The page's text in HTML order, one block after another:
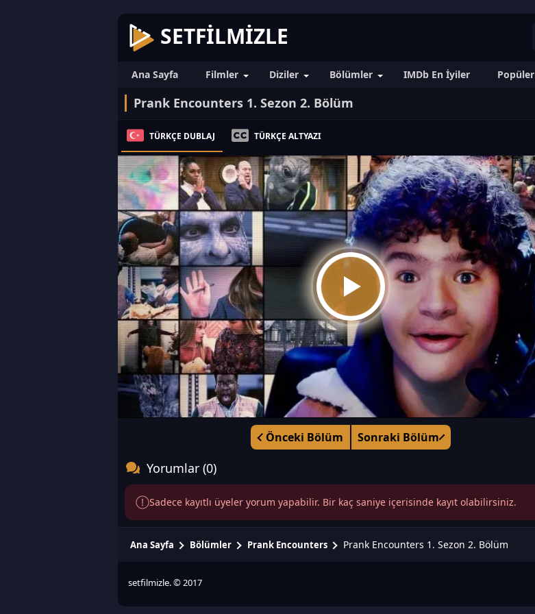
SETFILMIZLE
Ana Sayfa Filmler Diziler Bölümler IMDb En İyiler Popüler
Prank Encounters 1. Sezon 2. Bölüm
TÜRKÇE DUBLAJ TÜRKÇE ALTYAZI
Önceki Bölüm Sonraki Bölüm
Yorumlar (0)
Sadece kayıtlı üyeler yorum yapabilir. Bir kaç saniye içerisinde kayıt olabilirsiniz.
Ana Sayfa Bölümler Prank Encounters Prank Encounters 1. Sezon 2. Bölüm
setfilmizle. © 2017